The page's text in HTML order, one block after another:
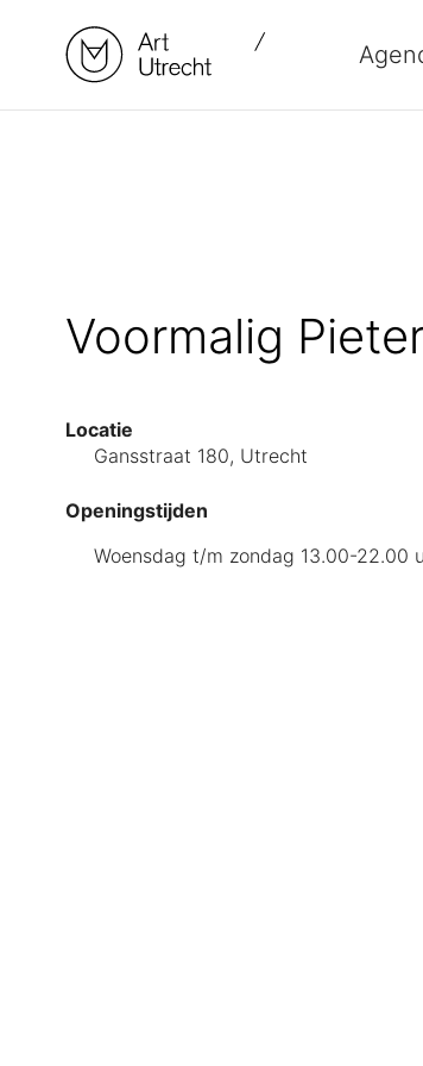
Voormalig
Locatie
Gansstraat 180, Utrecht
Openingstijden
Woensdag t/m zondag 13.00-22.00